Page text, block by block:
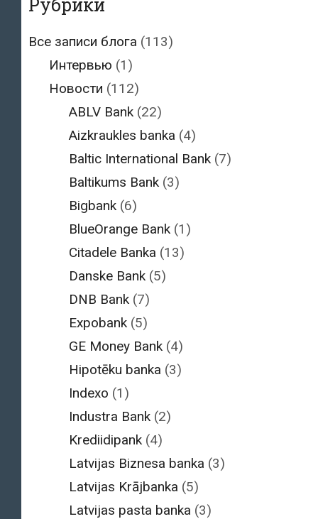
Все записи блога (113)
Интервью (1)
Новости (112)
ABLV Bank (22)
Aizkraukles banka (4)
Baltic International Bank (7)
Baltikums Bank (3)
Bigbank (6)
BlueOrange Bank (1)
Citadele Banka (13)
Danske Bank (5)
DNB Bank (7)
Expobank (5)
GE Money Bank (4)
Hipotēku banka (3)
Indexo (1)
Industra Bank (2)
Krediidipank (4)
Latvijas Biznesa banka (3)
Latvijas Krājbanka (5)
Latvijas pasta banka (3)